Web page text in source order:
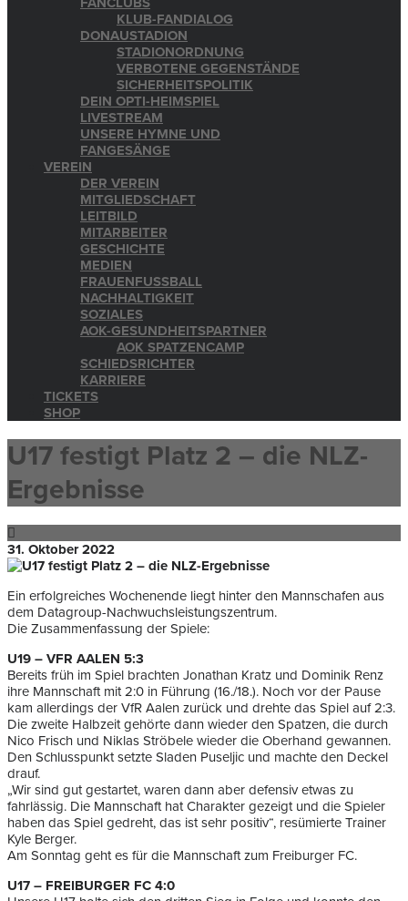
KLUB-FANDIALOG
DONAUSTADION
STADIONORDNUNG
VERBOTENE GEGENSTÄNDE
SICHERHEITSPOLITIK
DEIN OPTI-HEIMSPIEL
LIVESTREAM
UNSERE HYMNE UND
FANGESÄNGE
VEREIN
DER VEREIN
MITGLIEDSCHAFT
LEITBILD
MITARBEITER
GESCHICHTE
MEDIEN
FRAUENFUSSBALL
NACHHALTIGKEIT
SOZIALES
AOK-GESUNDHEITSPARTNER
AOK SPATZENCAMP
SCHIEDSRICHTER
KARRIERE
TICKETS
SHOP
U17 festigt Platz 2 – die NLZ-
Ergebnisse
31. Oktober 2022
Ein erfolgreiches Wochenende liegt hinter den Mannschafen aus
dem Datagroup-Nachwuchsleistungszentrum.
Die Zusammenfassung der Spiele:
U19 – VFR AALEN 5:3
Bereits früh im Spiel brachten Jonathan Kratz und Dominik Renz
ihre Mannschaft mit 2:0 in Führung (16./18.). Noch vor der Pause
kam allerdings der VfR Aalen zurück und drehte das Spiel auf 2:3.
Die zweite Halbzeit gehörte dann wieder den Spatzen, die durch
Nico Frisch und Niklas Ströbele wieder die Oberhand gewannen.
Den Schlusspunkt setzte Sladen Puseljic und machte den Deckel
drauf.
„Wir sind gut gestartet, waren dann aber defensiv etwas zu
fahrlässig. Die Mannschaft hat Charakter gezeigt und die Spieler
haben das Spiel gedreht, das ist sehr positiv“, resümierte Trainer
Kyle Berger.
Am Sonntag geht es für die Mannschaft zum Freiburger FC.
U17 – FREIBURGER FC 4:0